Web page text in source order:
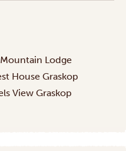
Lodge
House Graskop
View Graskop